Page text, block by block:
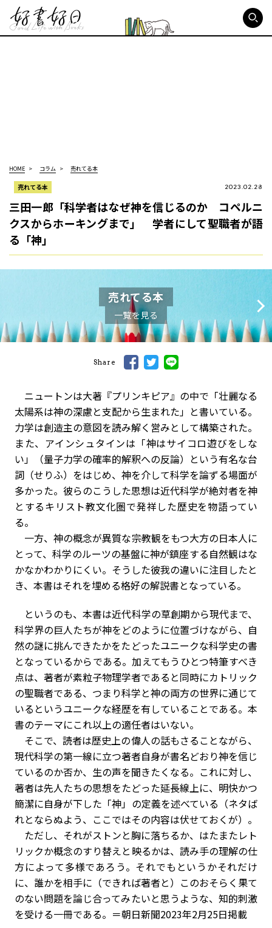
HOME コラム 売れてる本
売れてる本 2023.02.28
三田一郎「科学者はなぜ神を信じるのか コペルニ
クスからホーキングまで」 学者にして聖職者が語
る「神」
売れてる本
一覧を見る
Share
ニュートンは大著『プリンキピア』の中で「壮麗なる
太陽系は神の深慮と支配から生まれた」と書いている。
力学は創造主の意図を読み解く営みとして構築された。
また、アインシュタインは「神はサイコロ遊びをしな
い」（量子力学の確率的解釈への反論）という有名な台
詞（せりふ）をはじめ、神を介して科学を論ずる場面が
多かった。彼らのこうした思想は近代科学が絶対者を神
とするキリスト教文化圏で発祥した歴史を物語ってい
る。
一方、神の概念が異質な宗教観をもつ大方の日本人に
とって、科学のルーツの基盤に神が鎮座する自然観はな
かなかわかりにくい。そうした彼我の違いに注目したと
き、本書はそれを埋める格好の解説書となっている。
というのも、本書は近代科学の草創期から現代まで、
科学界の巨人たちが神をどのように位置づけながら、自
然の謎に挑んできたかをたどったユニークな科学史の書
となっているからである。加えてもうひとつ特筆すべき
点は、著者が素粒子物理学者であると同時にカトリック
の聖職者である、つまり科学と神の両方の世界に通じて
いるというユニークな経歴を有していることである。本
書のテーマにこれ以上の適任者はいない。
そこで、読者は歴史上の偉人の話もさることながら、
現代科学の第一線に立つ著者自身が書名どおり神を信じ
ているのか否か、生の声を聞きたくなる。これに対し、
著者は先人たちの思想をたどった延長線上に、明快かつ
簡潔に自身が下した「神」の定義を述べている（ネタば
れとならぬよう、ここではその内容は伏せておくが）。
ただし、それがストンと胸に落ちるか、はたまたレト
リックか概念のすり替えと映るかは、読み手の理解の仕
方によって多様であろう。それでもというかそれだけ
に、誰かを相手に（できれば著者と）このおそらく果て
のない問題を論じ合ってみたいと思うような、知的刺激
を受ける一冊である。＝朝日新聞2023年2月25日掲載